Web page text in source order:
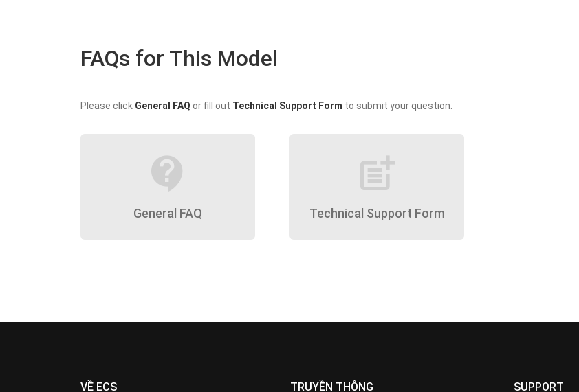
FAQs for This Model
Please click General FAQ or fill out Technical Support Form to submit your question.
contact_support
General FAQ
post_add
Technical Support Form
VỀ ECS TRUYỀN THÔNG SUPPORT